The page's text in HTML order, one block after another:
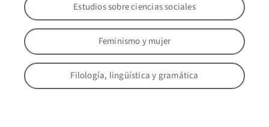
Estudios sobre ciencias sociales
Feminismo y mujer
Filología, lingüística y gramática